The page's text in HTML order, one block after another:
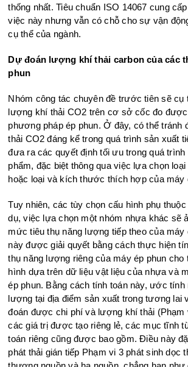
thống nhất. Tiêu chuẩn ISO 14067 cung
việc này nhưng vẫn có chỗ cho sự vận
cụ thể của ngành.
Dự đoán lượng khí thải carbon của các
phun
Nhóm công tác chuyên đề trước tiên sẽ cụ
lượng khí thải CO2 trên cơ sở cốc đo
phương pháp ép phun. Ở đây, có thể
thải CO2 đáng kể trong quá trình sản xuất
đưa ra các quyết định tối ưu trong quá trình
phẩm, đặc biệt thông qua việc lựa chọn
hoặc loại và kích thước thích hợp của máy
Tuy nhiên, các tùy chọn cấu hình phụ
dụ, việc lựa chọn một nhóm nhựa khác sẽ
mức tiêu thụ năng lượng tiếp theo của máy
này được giải quyết bằng cách thực hiện
thụ năng lượng riêng của máy ép phun cho
hình dựa trên dữ liệu vật liệu của nhựa và
ép phun. Bằng cách tính toán này, ước
lượng tại địa điểm sản xuất trong tương lai
đoán được chi phí và lượng khí thải (Phạm
các giá trị được tạo riêng lẻ, các mục tĩnh
toán riêng cũng được bao gồm. Điều này
phát thải gián tiếp Phạm vi 3 phát sinh dọc